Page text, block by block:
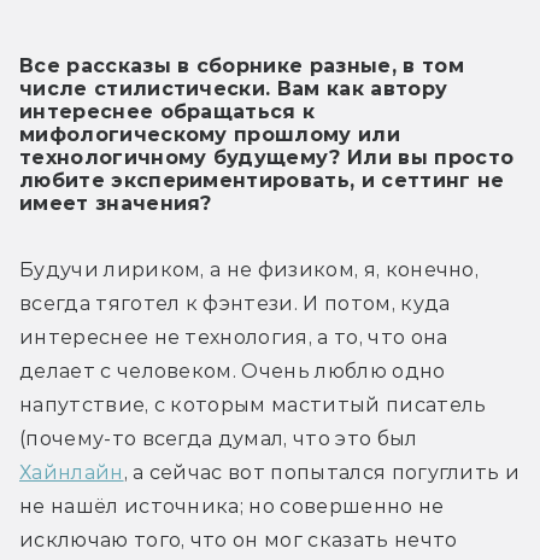
Все рассказы в сборнике разные, в том
числе стилистически. Вам как автору
интереснее обращаться к
мифологическому прошлому или
технологичному будущему? Или вы просто
любите экспериментировать, и сеттинг не
имеет значения?
Будучи лириком, а не физиком, я, конечно,
всегда тяготел к фэнтези. И потом, куда
интереснее не технология, а то, что она
делает с человеком. Очень люблю одно
напутствие, с которым маститый писатель
Хайнлайн , а сейчас вот попытался погуглить и
не нашёл источника; но совершенно не
исключаю того, что он мог сказать нечто